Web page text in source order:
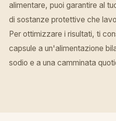
alimentare, puoi garantire al
di sostanze protettive che
Per ottimizzare i risultati, ti
capsule a un'alimentazione
sodio e a una camminata